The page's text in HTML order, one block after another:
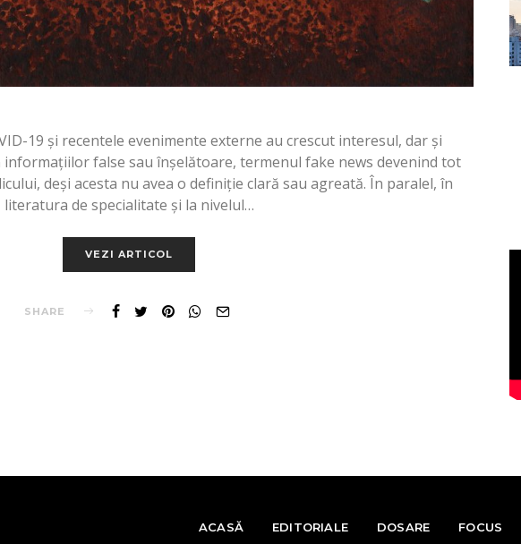
19 și recentele evenimente externe au crescut interesul, dar și
false sau înșelătoare, termenul fake news devenind tot
deși acesta nu avea o definiție clară sau agreată. În paralel, în
literatura de specialitate și la nivelul…
VEZI ARTICOL
SHARE
ACASĂ EDITORIALE DOSARE FOCUS